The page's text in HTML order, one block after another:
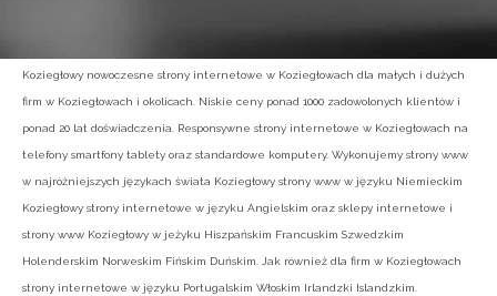
Koziegłowy nowoczesne strony internetowe w Koziegłowach dla małych i dużych
firm w Koziegłowach i okolicach. Niskie ceny ponad 1000 zadowolonych klientów i
ponad 20 lat doświadczenia. Responsywne strony internetowe w Koziegłowach na
telefony smartfony tablety oraz standardowe komputery. Wykonujemy strony www
w najróżniejszych językach świata Koziegłowy strony www w języku Niemieckim
Koziegłowy strony internetowe w języku Angielskim oraz sklepy internetowe i
strony www Koziegłowy w jeżyku Hiszpańskim Francuskim Szwedzkim
Holenderskim Norweskim Fińskim Duńskim. Jak również dla firm w Koziegłowach
strony internetowe w języku Portugalskim Włoskim Irlandzki Islandzkim.